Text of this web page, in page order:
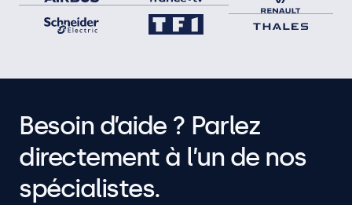
Besoin d’aide ? Parlez
directement à l’un de nos
spécialistes.